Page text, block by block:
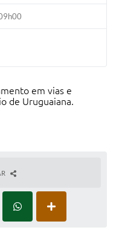
em vias e
de Uruguaiana.